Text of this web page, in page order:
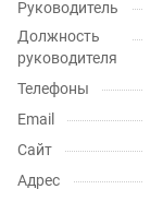
Руководитель
Должность
руководителя
Телефоны
Email
Сайт
Адрес